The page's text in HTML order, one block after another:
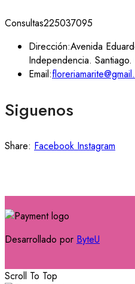
Consultas225037095
Dirección:Avenida
Independencia.
Email:
Siguenos
Share: Facebook Instagram
Desarrollado por ByteU
Scroll To Top